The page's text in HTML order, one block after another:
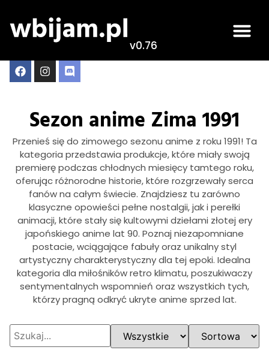
v0.76
Sezon anime Zima 1991
Przenieś się do zimowego sezonu anime z roku 1991! Ta
kategoria przedstawia produkcje, które miały swoją
premierę podczas chłodnych miesięcy tamtego roku,
oferując różnorodne historie, które rozgrzewały serca
fanów na całym świecie. Znajdziesz tu zarówno
klasyczne opowieści pełne nostalgii, jak i perełki
animacji, które stały się kultowymi dziełami złotej ery
japońskiego anime lat 90. Poznaj niezapomniane
postacie, wciągające fabuły oraz unikalny styl
artystyczny charakterystyczny dla tej epoki. Idealna
kategoria dla miłośników retro klimatu, poszukiwaczy
sentymentalnych wspomnień oraz wszystkich tych,
którzy pragną odkryć ukryte anime sprzed lat.